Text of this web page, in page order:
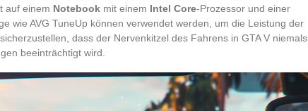
auf einem Notebook mit einem Intel Core-Prozessor und einer
wie AVG TuneUp können verwendet werden, um die Leistung der
dass der Nervenkitzel des Fahrens in GTA V niemals
beeinträchtigt wird.